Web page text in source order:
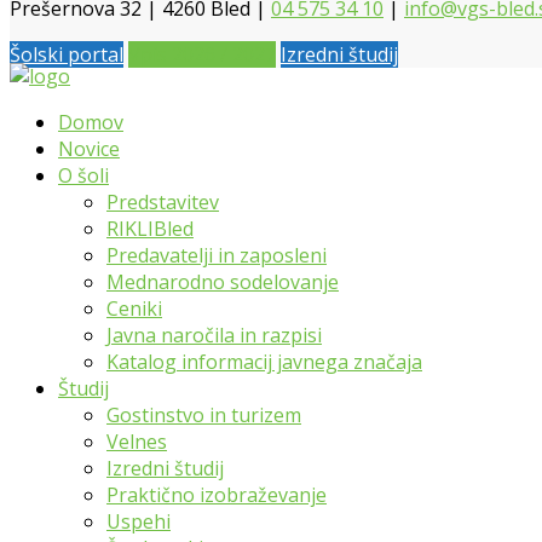
Prešernova 32 | 4260 Bled | 04 575 34 10 | info@vgs-
Šolski portal
Izredni študij
Domov
Novice
O šoli
Predstavitev
RIKLIBled
Predavatelji in zaposleni
Mednarodno sodelovanje
Ceniki
Javna naročila in razpisi
Katalog informacij javnega značaja
Študij
Gostinstvo in turizem
Velnes
Izredni študij
Praktično izobraževanje
Uspehi